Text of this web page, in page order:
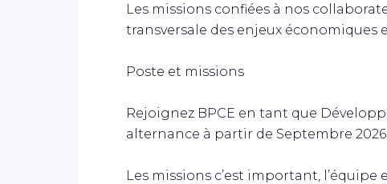
Les missions confiées à nos
transversale des enjeux économiques
Poste et missions
Rejoignez BPCE en tant que
alternance à partir de Septembre 2026
Les missions c’est important, l’équipe